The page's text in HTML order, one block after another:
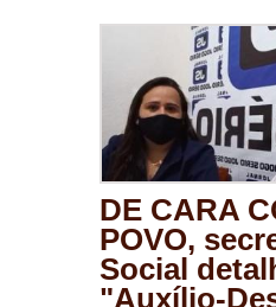
DE CARA
POVO,
Social
"Auxílio-